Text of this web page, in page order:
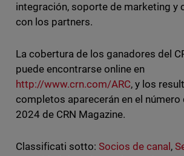
integración, soporte de marketing y
con los partners.
La cobertura de los ganadores del
puede encontrarse online en
http://www.crn.com/ARC, y los
completos aparecerán en el número
2024 de CRN Magazine.
Classificati sotto: Socios de canal ,